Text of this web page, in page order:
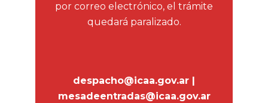
por correo electrónico, el trámite
quedará paralizado.
despacho@icaa.gov.ar |
mesadeentradas@icaa.gov.ar